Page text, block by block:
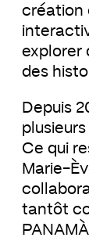
création
explorer
des
Depuis
Ce qui
Marie-
tantôt